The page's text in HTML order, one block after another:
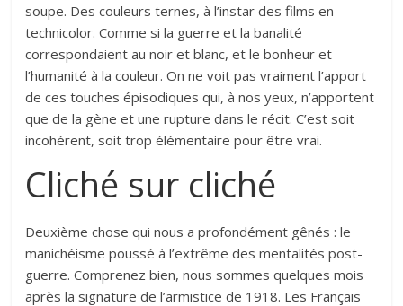
soupe. Des couleurs ternes, à l’instar des films en
technicolor. Comme si la guerre et la banalité
correspondaient au noir et blanc, et le bonheur et
l’humanité à la couleur. On ne voit pas vraiment l’apport
de ces touches épisodiques qui, à nos yeux, n’apportent
que de la gène et une rupture dans le récit. C’est soit
incohérent, soit trop élémentaire pour être vrai.
Cliché sur cliché
Deuxième chose qui nous a profondément gênés : le
manichéisme poussé à l’extrême des mentalités post-
guerre. Comprenez bien, nous sommes quelques mois
après la signature de l’armistice de 1918. Les Français